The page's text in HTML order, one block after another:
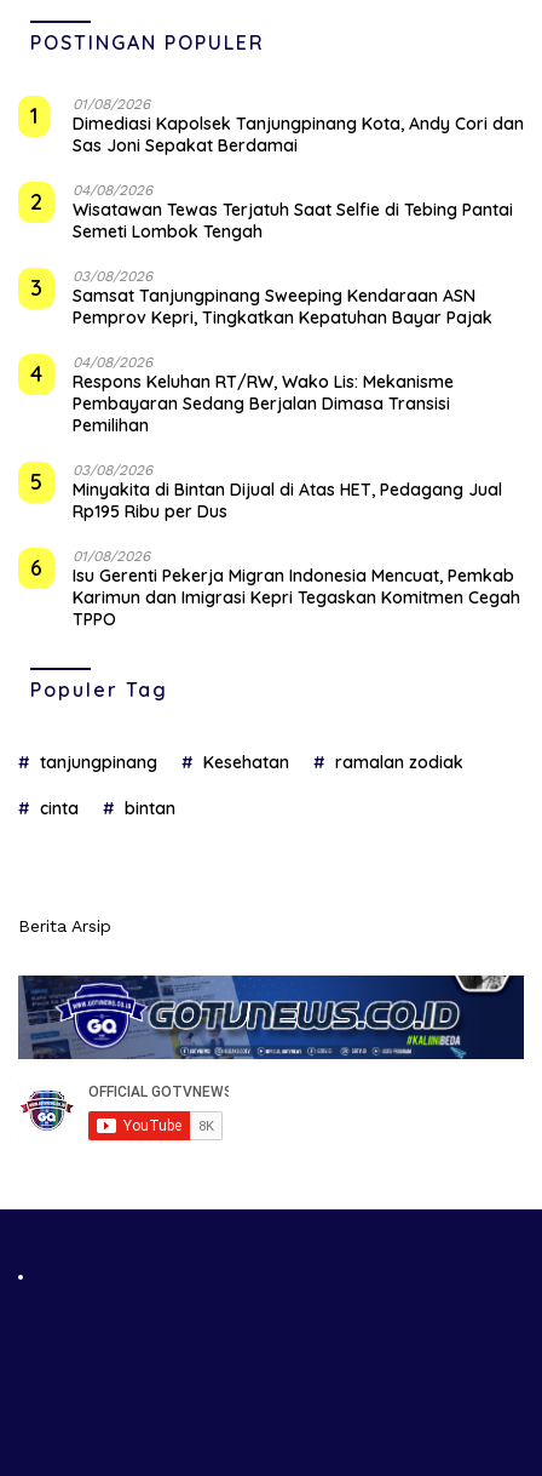
POSTINGAN POPULER
1 01/08/2026
Dimediasi Kapolsek Tanjungpinang Kota, Andy Cori dan
Sas Joni Sepakat Berdamai
2 04/08/2026
Wisatawan Tewas Terjatuh Saat Selfie di Tebing Pantai
Semeti Lombok Tengah
3 03/08/2026
Samsat Tanjungpinang Sweeping Kendaraan ASN
Pemprov Kepri, Tingkatkan Kepatuhan Bayar Pajak
4 04/08/2026
‎Respons Keluhan RT/RW, Wako Lis: Mekanisme
Pembayaran Sedang Berjalan Dimasa Transisi
Pemilihan
5 03/08/2026
Minyakita di Bintan Dijual di Atas HET, Pedagang Jual
Rp195 Ribu per Dus
6 01/08/2026
Isu Gerenti Pekerja Migran Indonesia Mencuat, Pemkab
Karimun dan Imigrasi Kepri Tegaskan Komitmen Cegah
TPPO
Populer Tag
tanjungpinang Kesehatan ramalan zodiak
cinta bintan
Berita Arsip